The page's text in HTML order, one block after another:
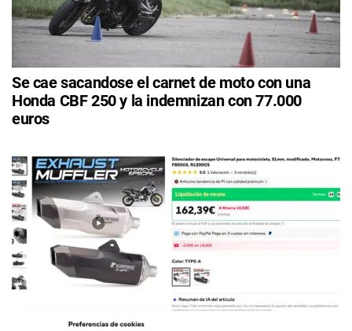
Se cae sacandose el carnet de moto con una
Honda CBF 250 y la indemnizan con 77.000
euros